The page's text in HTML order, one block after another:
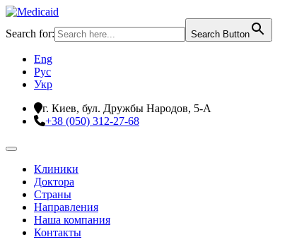
Search for: Search Button
Eng
Рус
Укр
г. Киев, бул. Дружбы Народов, 5-А
+38 (050) 312-27-68
Клиники
Доктора
Страны
Направления
Наша компания
Контакты